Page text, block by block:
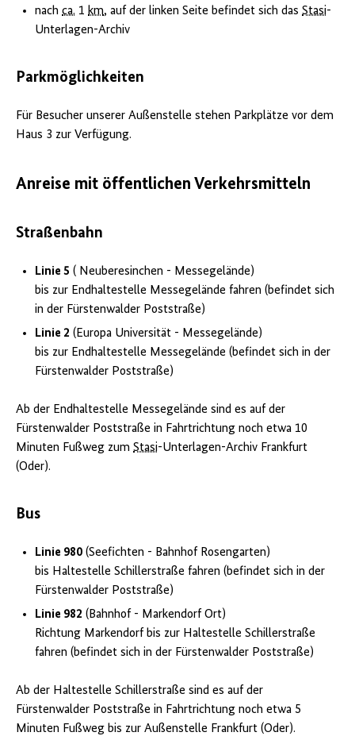
nach ca. 1 km, auf der linken Seite befindet sich das Stasi-
Unterlagen-Archiv
Parkmöglichkeiten
Für Besucher unserer Außenstelle stehen Parkplätze vor dem
Haus 3 zur Verfügung.
Anreise mit öffentlichen Verkehrsmitteln
Straßenbahn
Linie 5 ( Neuberesinchen - Messegelände)
bis zur Endhaltestelle Messegelände fahren (befindet sich
in der Fürstenwalder Poststraße)
Linie 2 (Europa Universität - Messegelände)
bis zur Endhaltestelle Messegelände (befindet sich in der
Fürstenwalder Poststraße)
Ab der Endhaltestelle Messegelände sind es auf der
Fürstenwalder Poststraße in Fahrtrichtung noch etwa 10
Minuten Fußweg zum Stasi-Unterlagen-Archiv Frankfurt
(Oder).
Bus
Linie 980 (Seefichten - Bahnhof Rosengarten)
bis Haltestelle Schillerstraße fahren (befindet sich in der
Fürstenwalder Poststraße)
Linie 982 (Bahnhof - Markendorf Ort)
Richtung Markendorf bis zur Haltestelle Schillerstraße
fahren (befindet sich in der Fürstenwalder Poststraße)
Ab der Haltestelle Schillerstraße sind es auf der
Fürstenwalder Poststraße in Fahrtrichtung noch etwa 5
Minuten Fußweg bis zur Außenstelle Frankfurt (Oder).